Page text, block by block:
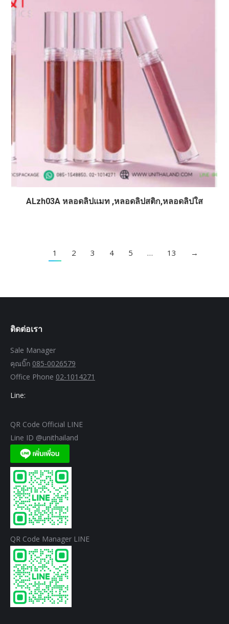
ALzh03A หลอดลิปแมท ,หลอดลิปสติก,หลอดลิปใส
1 2 3 4 5 … 13 →
ติดต่อเรา
Sale Manager
คุณบิ๊ก 085-0026579
Office Phone 02-1014271
Line:
QR Code Official LINE
Line ID @unithailand
QR Code Manager LINE